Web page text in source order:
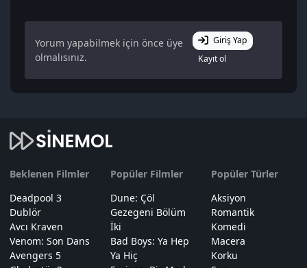
Yorum yapabilmek için önce üye
olmalısınız.
Giriş Yap
Kayıt ol
Beklenen Filmler
Deadpool 3
Dublör
Avcı Kraven
Venom: Son Dans
Avengers 5
Popüler Filmler
Dune: Çöl
Gezegeni Bölüm
İki
Bad Boys: Ya Hep
Ya Hiç
Popüler Türler
Aksiyon
Romantik
Komedi
Macera
Korku